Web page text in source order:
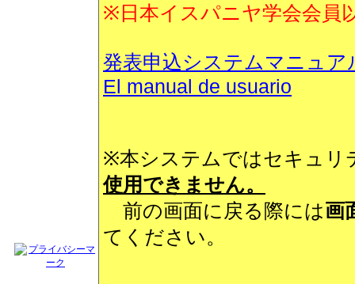
※日本イスパニヤ学会会員
発表申込システムマニュア
El manual de usuario
※本システムではセキュリ
使用できません。
前の画面に戻る際には画
てください。